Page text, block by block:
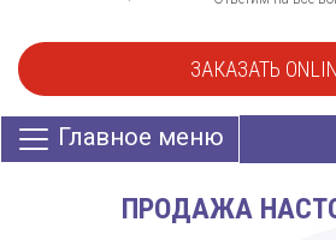
ЗАКАЗАТЬ
Главное меню
ПРОДАЖА